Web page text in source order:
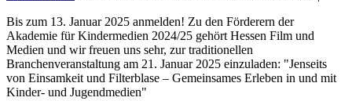
Bis zum 13. Januar 2025 anmelden! Zu den Förderern der
Akademie für Kindermedien 2024/25 gehört Hessen Film und
Medien und wir freuen uns sehr, zur traditionellen
Branchenveranstaltung am 21. Januar 2025 einzuladen: "Jenseits
von Einsamkeit und Filterblase – Gemeinsames Erleben in und mit
Kinder- und Jugendmedien"